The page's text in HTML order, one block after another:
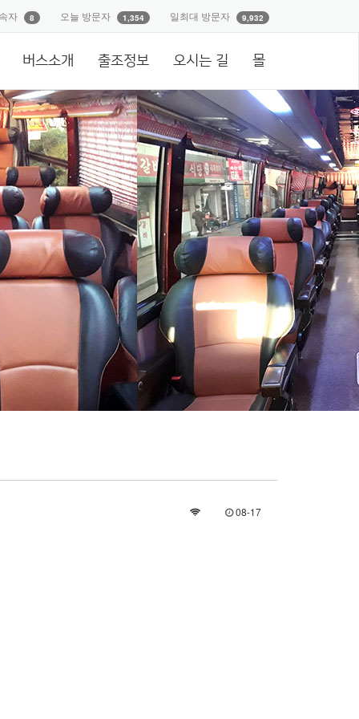
자 8 오늘 방문자 1,354 일최대 방문자 9,932
버스소개 출조정보 오시는 길 몰
08-17